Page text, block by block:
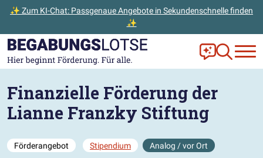
✨ Zum KI-Chat: Passgenaue Angebote in Sekundenschnelle finden
✨
Zum Hauptinhalt der Seite springen
Zur Startseite gehen Frag Ella!
Zur
Finanzielle Förderung der
Lianne Franzky Stiftung
Förderangebot Stipendium Analog / vor Ort